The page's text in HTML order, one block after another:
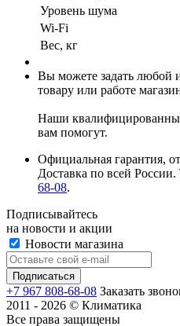
Уровень шума
Wi-Fi
Вес, кг
Вы можете задать любой
товару или работе
Наши
вам помогут.
Официальная гарантия,
Доставка по всей России.
68-08.
Подписывайтесь
на новости и акции
Новости магазина
+7 967 808-68-08 Заказать
2011 - 2026 © Климатика
Все права защищены